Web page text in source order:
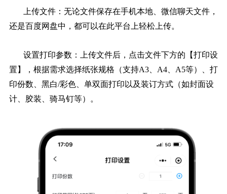
上传文件：无论文件保存在手机本地、微信聊天文件，
还是百度网盘中，都可以在此平台上轻松上传。
设置打印参数：上传文件后，点击文件下方的【打印设
置】，根据需求选择纸张规格（支持A3、A4、A5等）、打
印份数、黑白/彩色、单双面打印以及装订方式（如封面设
计、胶装、骑马钉等）。